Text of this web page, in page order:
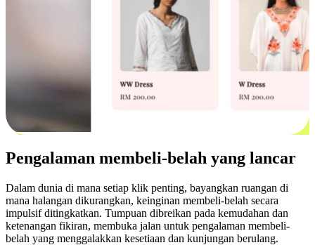
Pengalaman membeli-belah yang lancar
Dalam dunia di mana setiap klik penting, bayangkan ruangan di
mana halangan dikurangkan, keinginan membeli-belah secara
impulsif ditingkatkan. Tumpuan dibreikan pada kemudahan dan
ketenangan fikiran, membuka jalan untuk pengalaman membeli-
belah yang menggalakkan kesetiaan dan kunjungan berulang.